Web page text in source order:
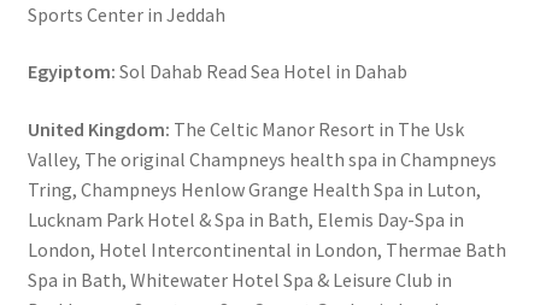
Sports Center in Jeddah
Egyiptom: Sol Dahab Read Sea Hotel in Dahab
United Kingdom: The Celtic Manor Resort in The Usk
Valley, The original Champneys health spa in Champneys
Tring, Champneys Henlow Grange Health Spa in Luton,
Lucknam Park Hotel & Spa in Bath, Elemis Day-Spa in
London, Hotel Intercontinental in London, Thermae Bath
Spa in Bath, Whitewater Hotel Spa & Leisure Club in